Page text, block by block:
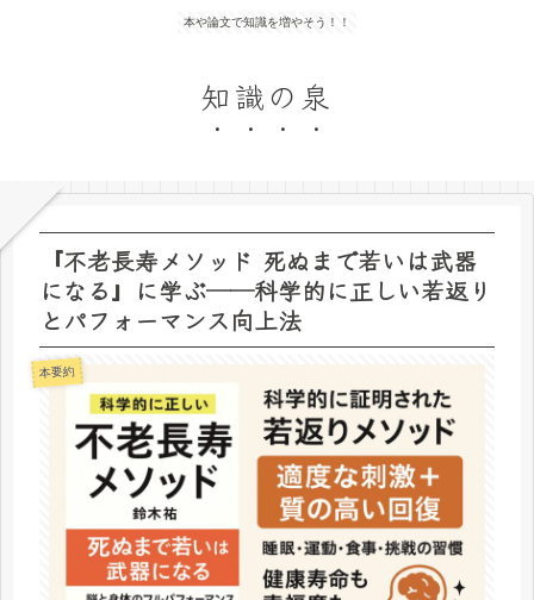
本や論文で知識を増やそう！！
知識の泉
『不老長寿メソッド 死ぬまで若いは武器
になる』に学ぶ──科学的に正しい若返り
とパフォーマンス向上法
本要約